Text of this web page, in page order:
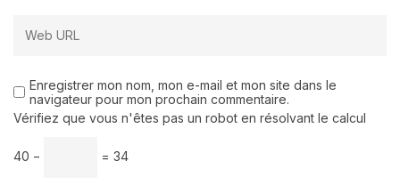
Enregistrer mon nom, mon e-mail et mon site dans le
navigateur pour mon prochain commentaire.
Vérifiez que vous n'êtes pas un robot en résolvant le calcul
40 − = 34